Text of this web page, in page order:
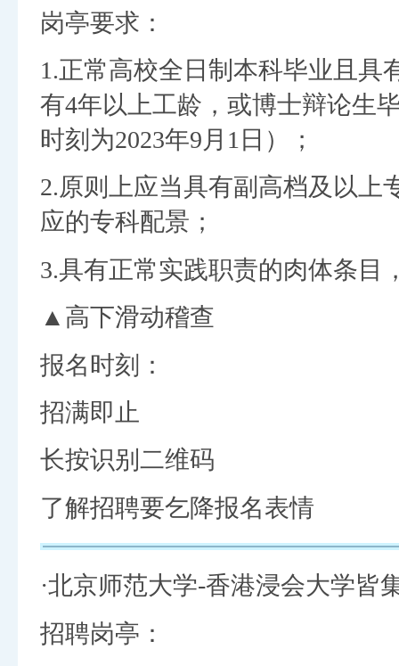
岗亭要求：
1.正常高校全日制本科毕业且具
有4年以上工龄，或博士辩论生
时刻为2023年9月1日）；
2.原则上应当具有副高档及以上
应的专科配景；
3.具有正常实践职责的肉体条目
▲高下滑动稽查
报名时刻：
招满即止
长按识别二维码
了解招聘要乞降报名表情
·北京师范大学-香港浸会大学皆
招聘岗亭：